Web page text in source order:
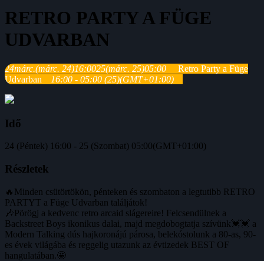
RETRO PARTY A FÜGE
UDVARBAN
24márc.(márc. 24)16:0025(márc. 25)05:00
Retro Party a Füge
Udvarban
16:00 - 05:00 (25)(GMT+01:00)
Idő
24 (Péntek) 16:00 - 25 (Szombat) 05:00(GMT+01:00)
Részletek
🔥Minden csütörtökön, pénteken és szombaton a legtutibb RETRO
PARTYT a Füge Udvarban találjátok!
🎶Pörögj a kedvenc retro arcaid slágereire! Felcsendülnek a
Backstreet Boys ikonikus dalai, majd megdobogtatja szívünk💓💓 a
Modern Talking dús hajkoronájú párosa, belekóstolunk a 80-as, 90-
es évek világába és reggelig utazunk az évtizedek BEST OF
hangulatában.🤩